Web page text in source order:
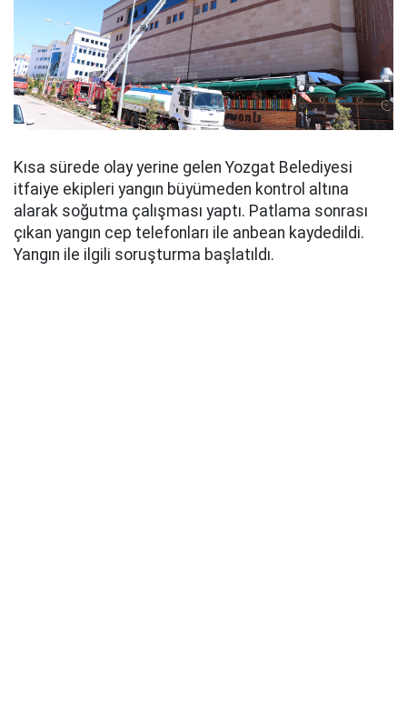
Kısa sürede olay yerine gelen Yozgat Belediyesi
itfaiye ekipleri yangın büyümeden kontrol altına
alarak soğutma çalışması yaptı. Patlama sonrası
çıkan yangın cep telefonları ile anbean kaydedildi.
Yangın ile ilgili soruşturma başlatıldı.